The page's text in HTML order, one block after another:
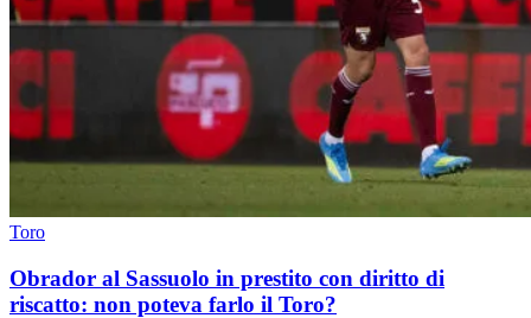
Toro
Obrador al Sassuolo in prestito con diritto di
riscatto: non poteva farlo il Toro?